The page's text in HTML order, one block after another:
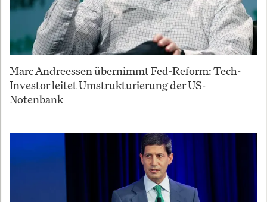
Marc Andreessen übernimmt Fed-Reform: Tech-
Investor leitet Umstrukturierung der US-
Notenbank